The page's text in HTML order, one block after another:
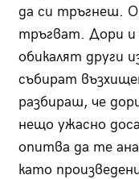
да си тръгнеш.
тръгват. Дори
обикалят други
събират
разбираш, че
нещо ужасно
опитва да те
като